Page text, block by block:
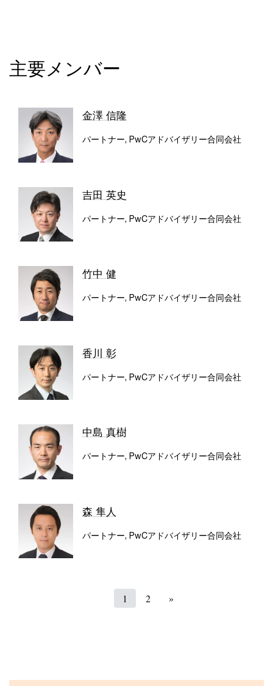
主要メンバー
金澤 信隆
パートナー, PwCアドバイザリー合同会社
吉田 英史
パートナー, PwCアドバイザリー合同会社
竹中 健
パートナー, PwCアドバイザリー合同会社
香川 彰
パートナー, PwCアドバイザリー合同会社
中島 真樹
パートナー, PwCアドバイザリー合同会社
森 隼人
パートナー, PwCアドバイザリー合同会社
1 2 »